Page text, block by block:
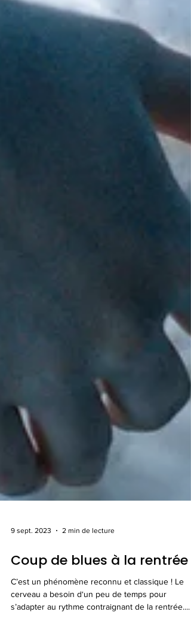
Coup de blues à la rentrée ?
C’est un phénomène reconnu et classique ! Le
cerveau a besoin d‘un peu de temps pour